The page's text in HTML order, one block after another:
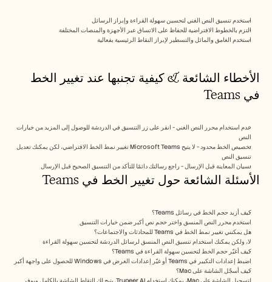
استخدم تنسيق النص الغني لتحسين سهولة القراءة وإبراز الرسائل
التزم بالخطوط الافتراضية للحفاظ على الاتساق عبر الأجهزة والمنصات المختلفة
استخدم الغامق والمائل والتسطير لإبراز النقاط الرئيسية بفعالية
في Teams
النص
تنسيق النص
نسيان المعاينة قبل الإرسال - راجع رسالتك دائمًا للتأكد من التنسيق الصحيح قبل الإرسال
الأسئلة الشائعة حول تغيير الخط في Teams
كيف أزيد حجم الخط في رسائل Teams؟
استخدم محرر النص المنسق واختر حجم نص أكبر ضمن خيارات التنسيق
هل يمكنني تغيير نمط الخط في Teams للمحادثات والاجتماعات؟
لا، ولكن يمكنك استخدام تنسيق النص المنسق لرسائل الدردشة لتحسين سهولة القراءة
كيف أغيّر حجم الخط لتحسين سهولة القراءة في Teams؟
اضبط إعدادات التكبير في Teams أو غيّر إعدادات العرض في Windows للحصول على واجهة أكبر
كيف أسجّل الشاشة على Mac؟